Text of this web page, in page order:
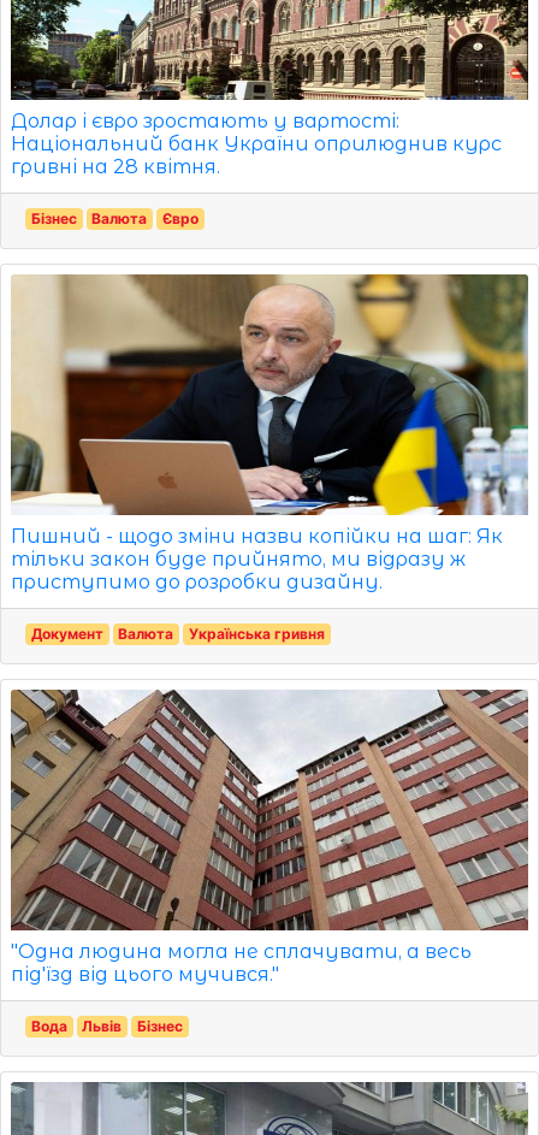
Долар і євро зростають у вартості:
Національний банк України оприлюднив курс
гривні на 28 квітня.
Бізнес Валюта Євро
Пишний - щодо зміни назви копійки на шаг: Як
тільки закон буде прийнято, ми відразу ж
приступимо до розробки дизайну.
Документ Валюта Українська гривня
"Одна людина могла не сплачувати, а весь
під'їзд від цього мучився."
Вода Львів Бізнес